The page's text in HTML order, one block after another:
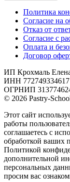
Политика
Согласие на
Отказ от
Согласие с
Оплата и
Договор
ИП Крохмаль
ИНН 772749334617
ОГРНИП
© 2026 Pastry-
Этот сайт
работы
соглашаетесь с
обработкой ваших
Политикой
дополнительной
персональных
просим вас